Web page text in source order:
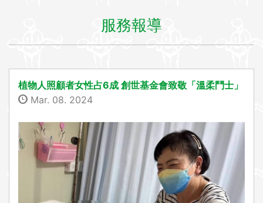
a
a
n
服務報導
植物人照顧者女性占6成 創世基金會致敬「溫柔鬥士」
Mar. 08. 2024